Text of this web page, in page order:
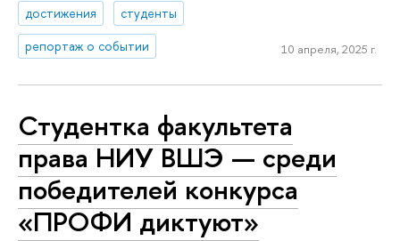
достижения
студенты
репортаж о событии
10 апреля, 2025 г.
Студентка факультета
права НИУ ВШЭ — среди
победителей конкурса
«ПРОФИ диктуют»